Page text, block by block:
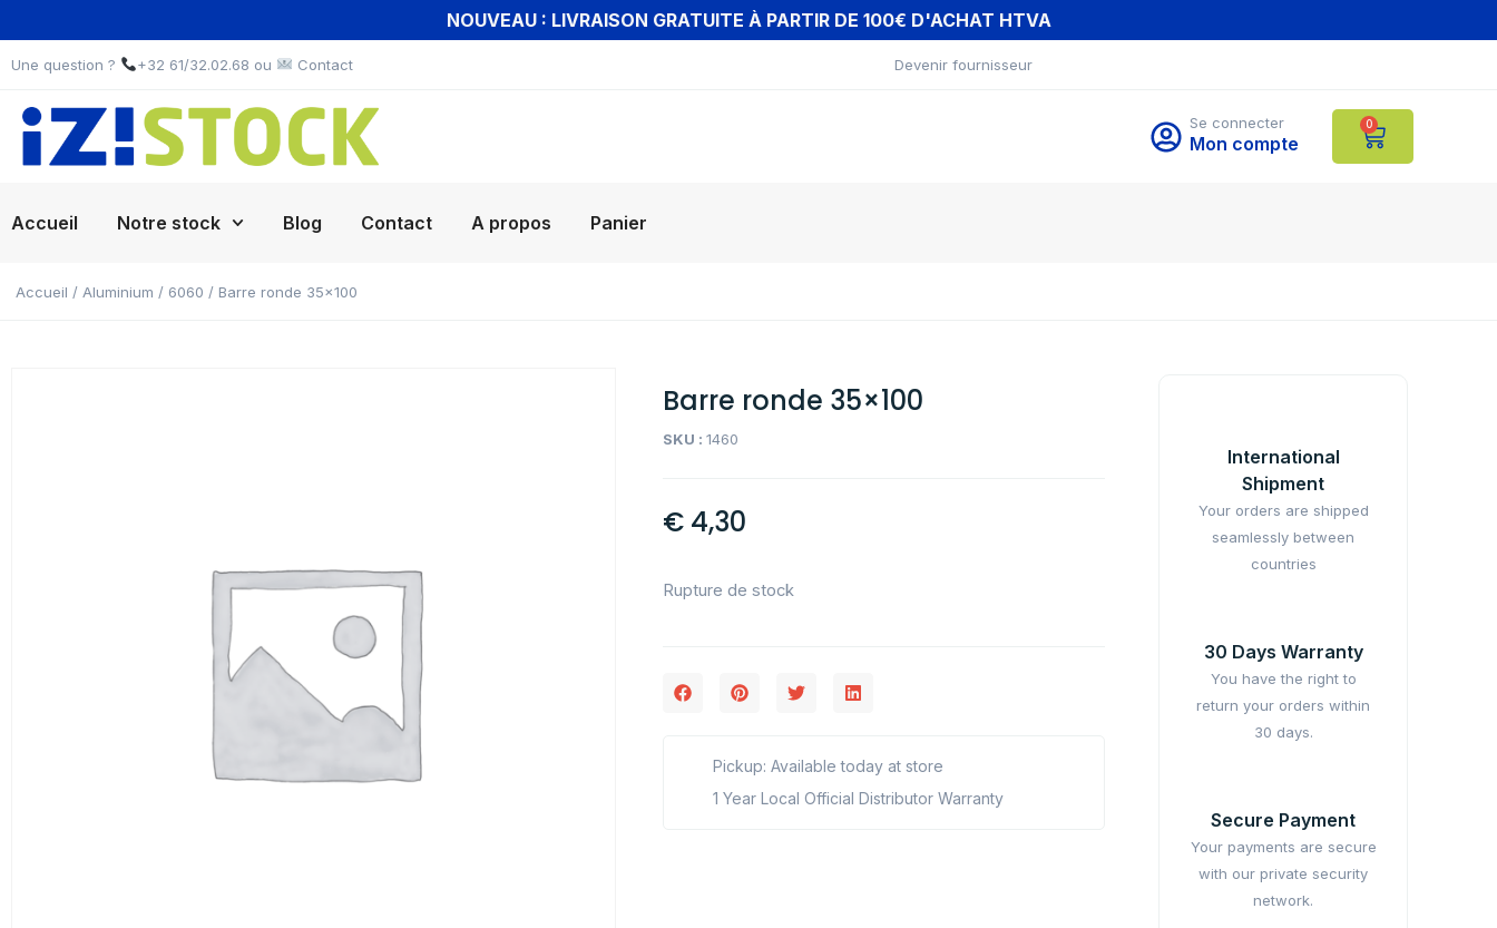
NOUVEAU : LIVRAISON GRATUITE À PARTIR DE 100€ D'ACHAT HTVA
Une question ? +32 61/32.02.68 ou Contact Devenir fournisseur
Se connecter
Mon compte
0
Accueil Notre stock Blog Contact A propos Panier
Accueil / Aluminium / 6060 / Barre ronde 35×100
Barre ronde 35×100
SKU :1460
€ 4,30
Rupture de stock
Pickup: Available today at store
1 Year Local Official Distributor Warranty
International
Shipment
Your orders are shipped
seamlessly between
countries
30 Days Warranty
You have the right to
return your orders within
30 days.
Secure Payment
Your payments are secure
with our private security
network.